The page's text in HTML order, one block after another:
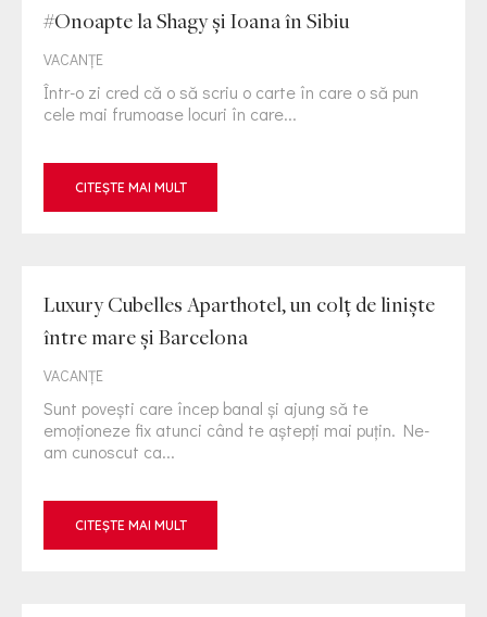
#Onoapte la Shagy și Ioana în Sibiu
VACANȚE
Într-o zi cred că o să scriu o carte în care o să pun
cele mai frumoase locuri în care...
CITEȘTE MAI MULT
Luxury Cubelles Aparthotel, un colț de liniște
între mare și Barcelona
VACANȚE
Sunt povești care încep banal și ajung să te
emoționeze fix atunci când te aștepți mai puțin. Ne-
am cunoscut ca...
CITEȘTE MAI MULT